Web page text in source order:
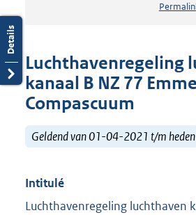
Luchthavenregeling
kanaal B NZ 77
Compascuum
Geldend van 01-04-2021 t/m heden
Intitulé
Luchthavenregeling luchthaven